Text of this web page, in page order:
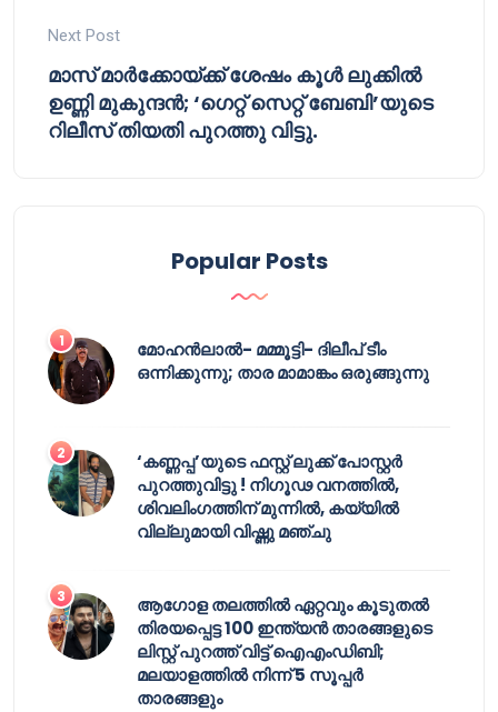
Next Post
മാസ് മാർക്കോയ്ക്ക് ശേഷം കൂൾ ലുക്കിൽ
ഉണ്ണി മുകുന്ദൻ; ‘ഗെറ്റ് സെറ്റ് ബേബി’യുടെ
റിലീസ് തിയതി പുറത്തു വിട്ടു.
Popular Posts
മോഹൻലാൽ- മമ്മൂട്ടി- ദിലീപ് ടീം
ഒന്നിക്കുന്നു; താര മാമാങ്കം ഒരുങ്ങുന്നു
‘കണ്ണപ്പ’യുടെ ഫസ്റ്റ് ലുക്ക് പോസ്റ്റർ
പുറത്തുവിട്ടു ! നിഗൂഢ വനത്തിൽ,
ശിവലിംഗത്തിന് മുന്നിൽ, കയ്യിൽ
വില്ലുമായി വിഷ്ണു മഞ്ചു
ആഗോള തലത്തിൽ ഏറ്റവും കൂടുതൽ
തിരയപ്പെട്ട 100 ഇന്ത്യൻ താരങ്ങളുടെ
ലിസ്റ്റ് പുറത്ത് വിട്ട് ഐഎംഡിബി;
മലയാളത്തിൽ നിന്ന് 5 സൂപ്പർ
താരങ്ങളും